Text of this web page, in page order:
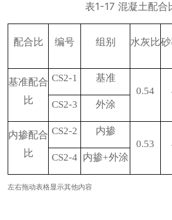
表1-17 混凝土配合
配合比 编号 组别 水灰比
基准配合
比
CS2-1
基准
0.54
CS2-3
外涂
内掺配合
比
CS2-2
内掺
0.53
CS2-4 内掺+外涂
左右拖动表格显示其他内容